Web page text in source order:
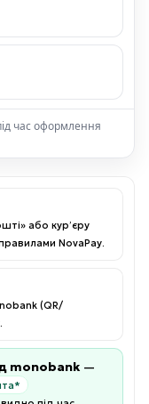
час оформлення
або кур’єру
NovaPay.
(QR/
monobank —